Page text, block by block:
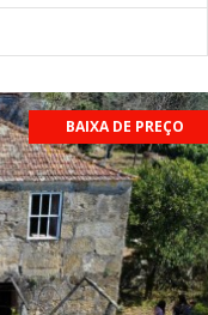
BAIXA DE PREÇO